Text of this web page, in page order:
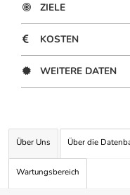
ZIELE
KOSTEN
WEITERE DATEN
Über Uns Über die
Wartungsbereich